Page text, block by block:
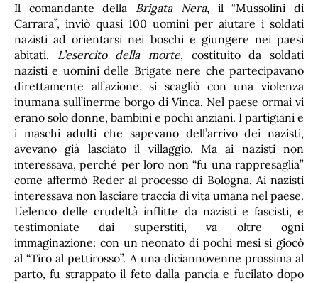
Il comandante della Brigata Nera, il “Mussolini di
Carrara”, inviò quasi 100 uomini per aiutare i soldati
nazisti ad orientarsi nei boschi e giungere nei paesi
abitati. L’esercito della morte, costituito da soldati
nazisti e uomini delle Brigate nere che partecipavano
direttamente all’azione, si scagliò con una violenza
inumana sull’inerme borgo di Vinca. Nel paese ormai vi
erano solo donne, bambini e pochi anziani. I partigiani e
i maschi adulti che sapevano dell’arrivo dei nazisti,
avevano già lasciato il villaggio. Ma ai nazisti non
interessava, perché per loro non “fu una rappresaglia”
come affermò Reder al processo di Bologna. Ai nazisti
interessava non lasciare traccia di vita umana nel paese.
L’elenco delle crudeltà inflitte da nazisti e fascisti, e
testimoniate dai superstiti, va oltre ogni
immaginazione: con un neonato di pochi mesi si giocò
al “Tiro al pettirosso”. A una diciannovenne prossima al
parto, fu strappato il feto dalla pancia e fucilato dopo